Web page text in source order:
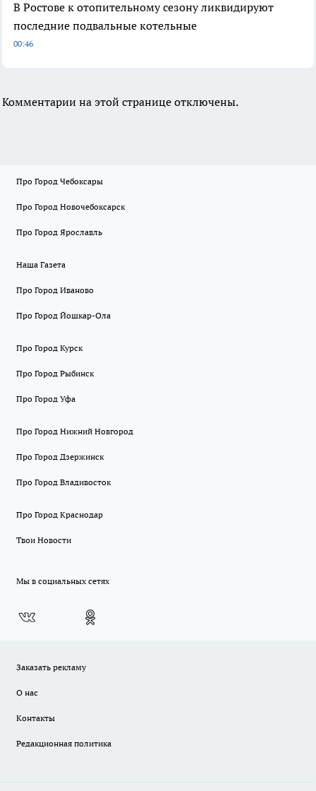
В Ростове к отопительному сезону ликвидируют
последние подвальные котельные
00:46
Комментарии на этой странице отключены.
Про Город Чебоксары
Про Город Новочебоксарск
Про Город Ярославль
Наша Газета
Про Город Иваново
Про Город Йошкар-Ола
Про Город Курск
Про Город Рыбинск
Про Город Уфа
Про Город Нижний Новгород
Про Город Дзержинск
Про Город Владивосток
Про Город Краснодар
Твои Новости
Мы в социальных сетях
Заказать рекламу
О нас
Контакты
Редакционная политика